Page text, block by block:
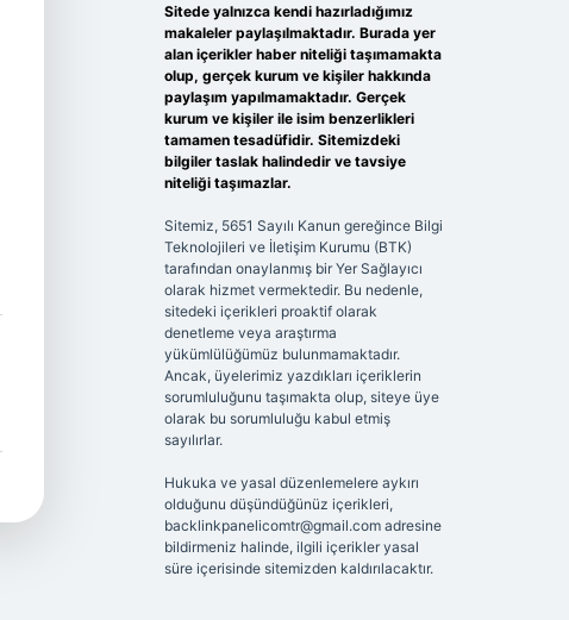
Sitede yalnızca kendi hazırladığımız
makaleler paylaşılmaktadır. Burada yer
alan içerikler haber niteliği taşımamakta
olup, gerçek kurum ve kişiler hakkında
paylaşım yapılmamaktadır. Gerçek
kurum ve kişiler ile isim benzerlikleri
tamamen tesadüfidir. Sitemizdeki
bilgiler taslak halindedir ve tavsiye
niteliği taşımazlar.
Sitemiz, 5651 Sayılı Kanun gereğince Bilgi
Teknolojileri ve İletişim Kurumu (BTK)
tarafından onaylanmış bir Yer Sağlayıcı
olarak hizmet vermektedir. Bu nedenle,
sitedeki içerikleri proaktif olarak
denetleme veya araştırma
yükümlülüğümüz bulunmamaktadır.
Ancak, üyelerimiz yazdıkları içeriklerin
sorumluluğunu taşımakta olup, siteye üye
olarak bu sorumluluğu kabul etmiş
sayılırlar.
Hukuka ve yasal düzenlemelere aykırı
olduğunu düşündüğünüz içerikleri,
backlinkpanelicomtr@gmail.comadresine
bildirmeniz halinde, ilgili içerikler yasal
süre içerisinde sitemizden kaldırılacaktır.